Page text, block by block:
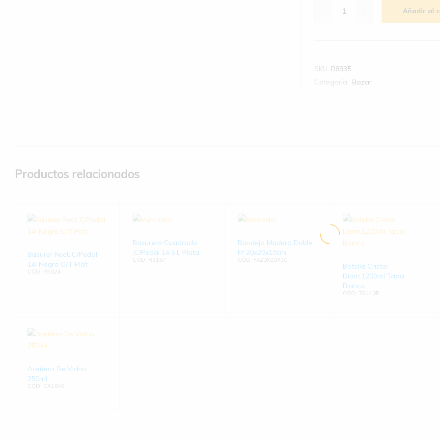
Añadir al
SKU: R8935
Categoría: Bazar
Productos relacionados
Basurer Rect..C/Pedal
14l Negro C/T Plat
CÓD: R5024
Basurero Cuadrado
.C/Pedal 14,5 L Plata
CÓD: R5167
Bandeja Madera Doble
Ff 20x20x10cm
CÓD: FX20X20X10
Botella Cristal
Diam.1200ml Tapa
Blanca
CÓD: T6140B
Aceitero De Vidrio
250ml
CÓD: CA1645